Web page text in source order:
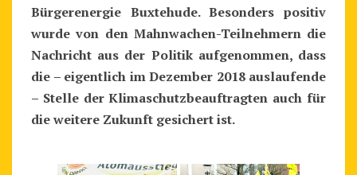
Bürgerenergie Buxtehude. Besonders positiv
wurde von den Mahnwachen-Teilnehmern die
Nachricht aus der Politik aufgenommen, dass
die – eigentlich im Dezember 2018 auslaufende
– Stelle der Klimaschutzbeauftragten auch für
die weitere Zukunft gesichert ist.